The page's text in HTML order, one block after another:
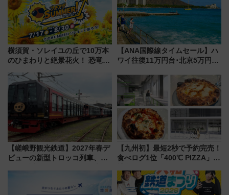
横須賀・ソレイユの丘で10万本
のひまわりと絶景花火！ 恐竜や
帰りお出かけ最新情報（2026年
7月17日～開催）
【ANA国際線タイムセール】ハ
ワイ往復11万円台･北京5万円台
来春のGW旅行まで狙える激ア
ツ路線まとめ（8/10まで）
【嵯峨野観光鉄道】2027年春デ
ビューの新型トロッコ列車、い
【九州初】最短2秒で予約完売！
食べログ1位「400℃ PIZZA」が
プン。もつ鍋風など限定メニュ
ーも